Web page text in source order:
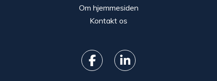
Om hjemmesiden
Kontakt os